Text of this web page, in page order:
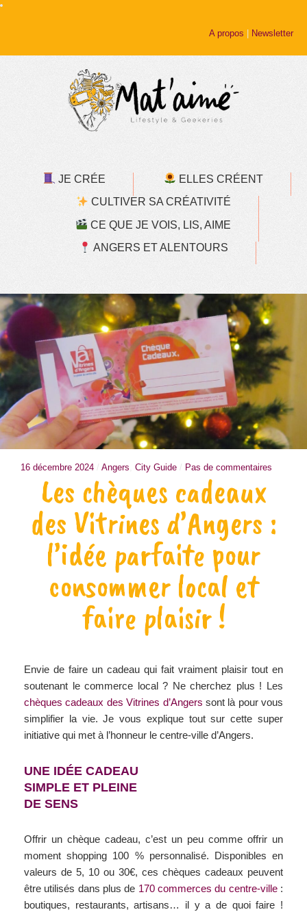
A propos | Newsletter
JE CRÉE
ELLES CRÉENT
CULTIVER SA CRÉATIVITÉ
CE QUE JE VOIS, LIS, AIME
ANGERS ET ALENTOURS
16 décembre 2024 / Angers City Guide / Pas de commentaires
Les chèques cadeaux
des Vitrines d’Angers :
l’idée parfaite pour
consommer local et
faire plaisir !
Envie de faire un cadeau qui fait vraiment plaisir tout en
soutenant le commerce local ? Ne cherchez plus ! Les
chèques cadeaux des Vitrines d’Angers sont là pour vous
simplifier la vie. Je vous explique tout sur cette super
initiative qui met à l’honneur le centre-ville d’Angers.
UNE IDÉE CADEAU
SIMPLE ET PLEINE
DE SENS
Offrir un chèque cadeau, c’est un peu comme offrir un
moment shopping 100 % personnalisé. Disponibles en
valeurs de 5, 10 ou 30€, ces chèques cadeaux peuvent
être utilisés dans plus de 170 commerces du centre-ville:
boutiques, restaurants, artisans… il y a de quoi faire !